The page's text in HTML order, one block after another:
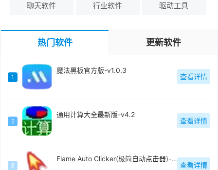
聊天软件 行业软件 驱动工具
热门软件 更新软件
1
魔法黑板官方版-v1.0.3
查看详情
2
通用计算大全最新版-v4.2
查看详情
3
Flame Auto Clicker(极简自动点击器)-v1.0
查看详情